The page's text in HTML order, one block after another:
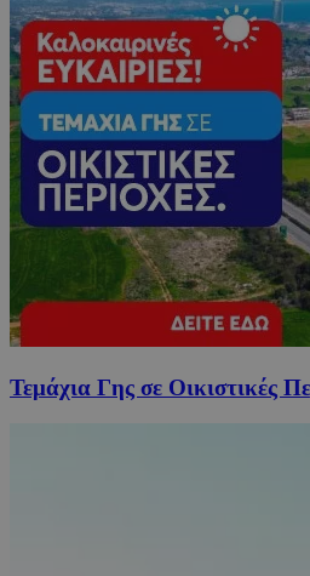
Τεμάχια Γης σε Οικιστικές